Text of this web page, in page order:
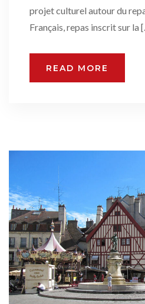
projet culturel autour du
Français, repas inscrit sur la
READ MORE